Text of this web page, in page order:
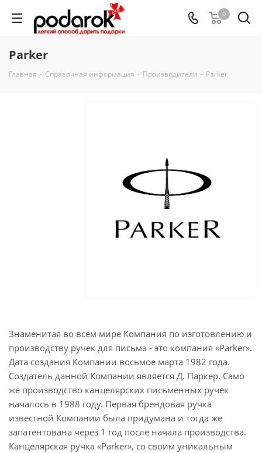
0
Parker
Главная - Справочная информация - Производители - Parker
Знаменитая во всем мире Компания по изготовлению и
производству ручек для письма - это компания «Parker».
Дата создания Компании восьмое марта 1982 года.
Создатель данной Компании является Д. Паркер. Само
же производство канцелярских письменных ручек
началось в 1988 году. Первая брендовая ручка
известной Компании была придумана и тогда же
запатентована через 1 год после начала производства.
Канцелярская ручка «Parker», со своим уникальным